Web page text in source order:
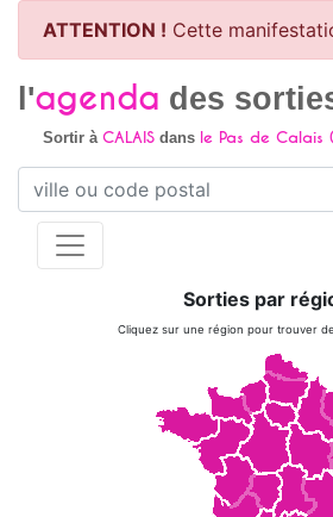
ATTENTION ! Cette
l'agenda des
Sortir à CALAISdans le Pas de Calais
Sorties par
Cliquez sur une région pour trouver